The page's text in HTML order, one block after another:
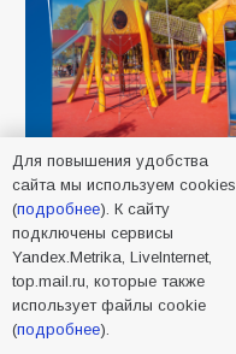
Для повышения удобства
сайта мы используем cookies
(подробнее). К сайту
подключены сервисы
Yandex.Metrika, LiveInternet,
top.mail.ru, которые также
использует файлы cookie
(подробнее).